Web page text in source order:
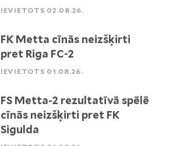
IEVIETOTS 02.08.26.
FK Metta cīnās neizšķirti
pret Riga FC-2
IEVIETOTS 01.08.26.
FS Metta-2 rezultatīvā spēlē
cīnās neizšķirti pret FK
Sigulda